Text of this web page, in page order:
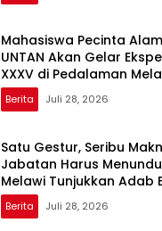
Mahasiswa Pecinta Alam
UNTAN Akan Gelar
XXXV di Pedalaman
Pendidikan,
dan Film Dokumenter
Berita Juli 28, 2026
Satu Gestur, Seribu
Jabatan Harus
Melawi Tunjukkan Adab
Tinggi kepada Orang Tua
Berita Juli 28, 2026